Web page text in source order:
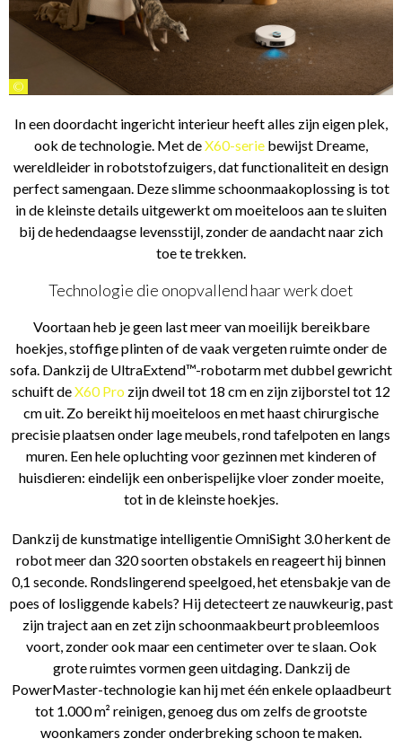
©
In een doordacht ingericht interieur heeft alles zijn eigen plek,
ook de technologie. Met deX60-serie bewijst Dreame,
wereldleider in robotstofzuigers, dat functionaliteit en design
perfect samengaan. Deze slimme schoonmaakoplossing is tot
in de kleinste details uitgewerkt om moeiteloos aan te sluiten
bij de hedendaagse levensstijl, zonder de aandacht naar zich
toe te trekken.
Technologie die onopvallend haar werk doet
Voortaan heb je geen last meer van moeilijk bereikbare
hoekjes, stoffige plinten of de vaak vergeten ruimte onder de
sofa. Dankzij de UltraExtend™-robotarm met dubbel gewricht
schuift deX60 Pro zijn dweil tot 18 cm en zijn zijborstel tot 12
cm uit. Zo bereikt hij moeiteloos en met haast chirurgische
precisie plaatsen onder lage meubels, rond tafelpoten en langs
muren. Een hele opluchting voor gezinnen met kinderen of
huisdieren: eindelijk een onberispelijke vloer zonder moeite,
tot in de kleinste hoekjes.
Dankzij de kunstmatige intelligentie OmniSight 3.0 herkent de
robot meer dan 320 soorten obstakels en reageert hij binnen
0,1 seconde. Rondslingerend speelgoed, het etensbakje van de
poes of losliggende kabels? Hij detecteert ze nauwkeurig, past
zijn traject aan en zet zijn schoonmaakbeurt probleemloos
voort, zonder ook maar een centimeter over te slaan. Ook
grote ruimtes vormen geen uitdaging. Dankzij de
PowerMaster-technologie kan hij met één enkele oplaadbeurt
tot 1.000 m² reinigen, genoeg dus om zelfs de grootste
woonkamers zonder onderbreking schoon te maken.